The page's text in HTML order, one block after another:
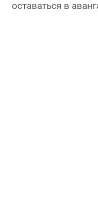
оставаться в